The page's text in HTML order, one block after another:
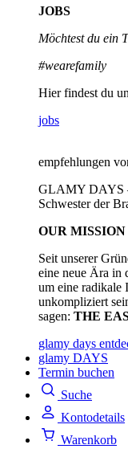
JOBS
Möchtest du ein
#wearefamily
Hier findest du
jobs
empfehlungen
GLAMY DAYS
Schwester der
OUR MISSION
Seit unserer
eine neue Ära in
um eine radikale
unkompliziert
sagen: THE
glamy days
glamy DAYS
Termin buchen
Suche
Kontodetails
Warenkorb